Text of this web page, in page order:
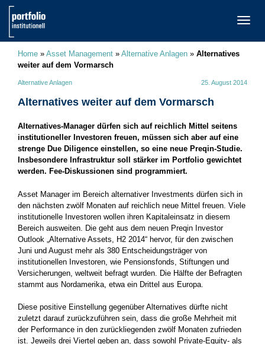
Home » Asset Management » Alternative Anlagen » Alternatives
weiter auf dem Vormarsch
Alternative Anlagen 25. August 2014
Alternatives weiter auf dem Vormarsch
Alternatives-Manager dürfen sich auf reichlich Mittel seitens
institutioneller Investoren freuen, müssen sich aber auf eine
strenge Due Diligence einstellen, so eine neue Preqin-Studie.
Insbesondere Infrastruktur soll stärker im Portfolio gewichtet
werden. Fee-Diskussionen sind programmiert.
Asset Manager im Bereich alternativer Investments dürfen sich in
den nächsten zwölf Monaten auf reichlich neue Mittel freuen. Viele
institutionelle Investoren wollen ihren Kapitaleinsatz in diesem
Bereich ausweiten. Die geht aus dem neuen Preqin Investor
Outlook „Alternative Assets, H2 2014“ hervor, für den zwischen
Juni und August mehr als 380 Entscheidungsträger von
institutionellen Investoren, wie Pensionsfonds, Stiftungen und
Versicherungen, weltweit befragt wurden. Die Hälfte der Befragten
stammt aus Nordamerika, etwa ein Drittel aus Europa.
Diese positive Einstellung gegenüber Alternatives dürfte nicht
zuletzt darauf zurückzuführen sein, dass die große Mehrheit mit
der Performance in den zurückliegenden zwölf Monaten zufrieden
ist. Jeweils drei Viertel geben an, dass sowohl Private-Equity- als